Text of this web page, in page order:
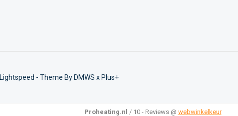
Lightspeed - Theme By DMWS x Plus+
Proheating.nl / 10- Reviews @ webwinkelkeur